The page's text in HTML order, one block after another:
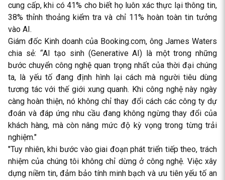
cung cấp, khi có 41% cho biết họ luôn xác thực lại thông tin,
38% thỉnh thoảng kiểm tra và chỉ 11% hoàn toàn tin tưởng
vào AI.
Giám đốc Kinh doanh của Booking.com, ông James Waters
chia sẻ: “AI tạo sinh (Generative AI) là một trong những
bước chuyển công nghệ quan trọng nhất của thời đại chúng
ta, là yếu tố đang định hình lại cách mà người tiêu dùng
tương tác với thế giới xung quanh. Khi công nghệ này ngày
càng hoàn thiện, nó không chỉ thay đổi cách các công ty dự
đoán và đáp ứng nhu cầu đang không ngừng thay đổi của
khách hàng, mà còn nâng mức độ kỳ vọng trong từng trải
nghiệm."
"Tuy nhiên, khi bước vào giai đoạn phát triển tiếp theo, trách
nhiệm của chúng tôi không chỉ dừng ở công nghệ. Việc xây
dựng niềm tin, đảm bảo tính minh bạch và ưu tiên yếu tố an